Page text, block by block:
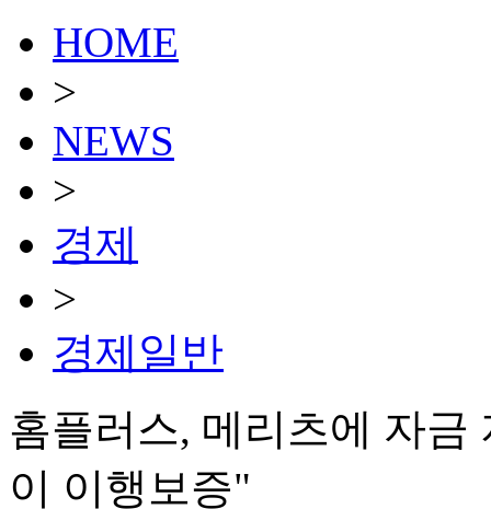
HOME
>
NEWS
>
경제
>
경제일반
홈플러스, 메리츠에 자
이 이행보증"